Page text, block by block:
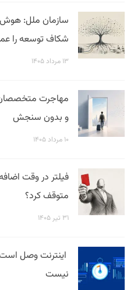
سازمان ملل:
شکاف توسعه را
۱۳ مرداد ۱۴۰۵
مهاجرت متخصصان
و بدون سنجش
۱۰ مرداد ۱۴۰۵
متوقف کرد؟
۳۱ تیر ۱۴۰۵
اینترنت وصل است
نیست